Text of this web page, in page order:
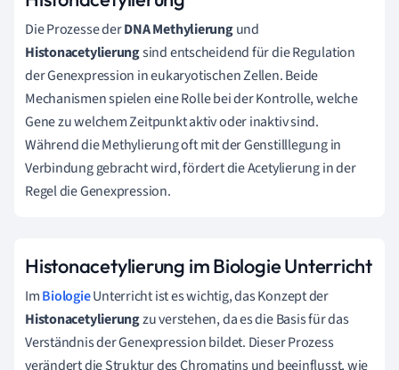
Die Prozesse derDNA Methylierungund
Histonacetylierungsind entscheidend für die Regulation
der Genexpression in eukaryotischen Zellen. Beide
Mechanismen spielen eine Rolle bei der Kontrolle, welche
Gene zu welchem Zeitpunkt aktiv oder inaktiv sind.
Während die Methylierung oft mit der Genstilllegung in
Verbindung gebracht wird, fördert die Acetylierung in der
Regel die Genexpression.
Histonacetylierung im Biologie Unterricht
ImBiologieUnterricht ist es wichtig, das Konzept der
Histonacetylierungzu verstehen, da es die Basis für das
Verständnis der Genexpression bildet. Dieser Prozess
verändert die Struktur des Chromatins und beeinflusst, wie